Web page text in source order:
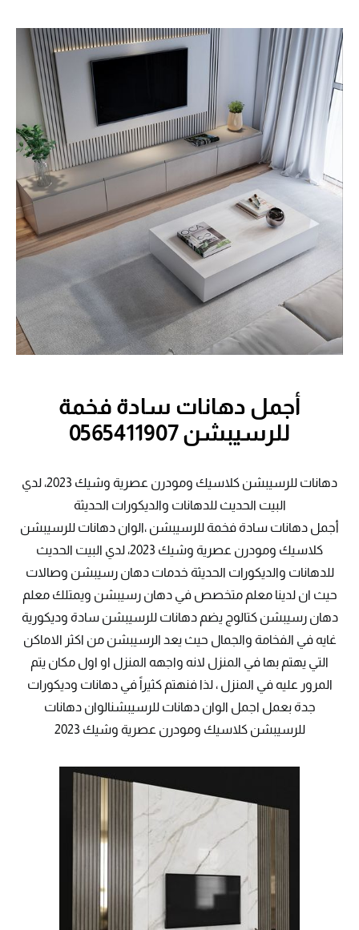
أجمل دهانات سادة فخمة
للرسيبشن 0565411907
دهانات للرسيبشن كلاسيك ومودرن عصرية وشيك 2023، لدي
البيت الحديث للدهانات والديكورات الحديثة
أجمل دهانات سادة فخمة للرسيبشن ،الوان دهانات للرسيبشن
كلاسيك ومودرن عصرية وشيك 2023، لدي البيت الحديث
للدهانات والديكورات الحديثة خدمات دهان رسيبشن وصالات
حيث ان لدينا معلم متخصص في دهان رسيبشن ويمتلك معلم
دهان رسيبشن كتالوج يضم دهانات للرسيبشن سادة وديكورية
غايه في الفخامة والجمال حيث يعد الرسيبشن من اكثر الاماكن
التي يهتم بها في المنزل لانه واجهه المنزل او اول مكان يتم
المرور عليه في المنزل ، لذا فنهتم كثيراً في دهانات وديكورات
جدة بعمل اجمل الوان دهانات للرسيبشنالوان دهانات
للرسيبشن كلاسيك ومودرن عصرية وشيك 2023